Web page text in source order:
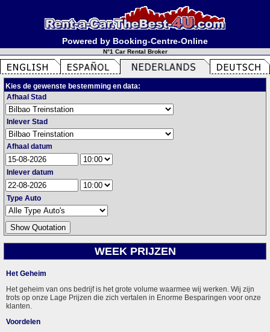
Powered by Booking-Centre-Online
N°1 Car Rental Broker
Kies de gewenste bestemming en data:
Afhaal Stad
Inlever Stad
Afhaal datum
Inlever datum
Type Auto
WEEK PRIJZEN
Het Geheim
Het geheim van ons bedrijf is het grote volume waarmee wij werken. Wij zijn
trots op onze Lage Prijzen die zich vertalen in Enorme Besparingen voor onze
klanten.
Voordelen